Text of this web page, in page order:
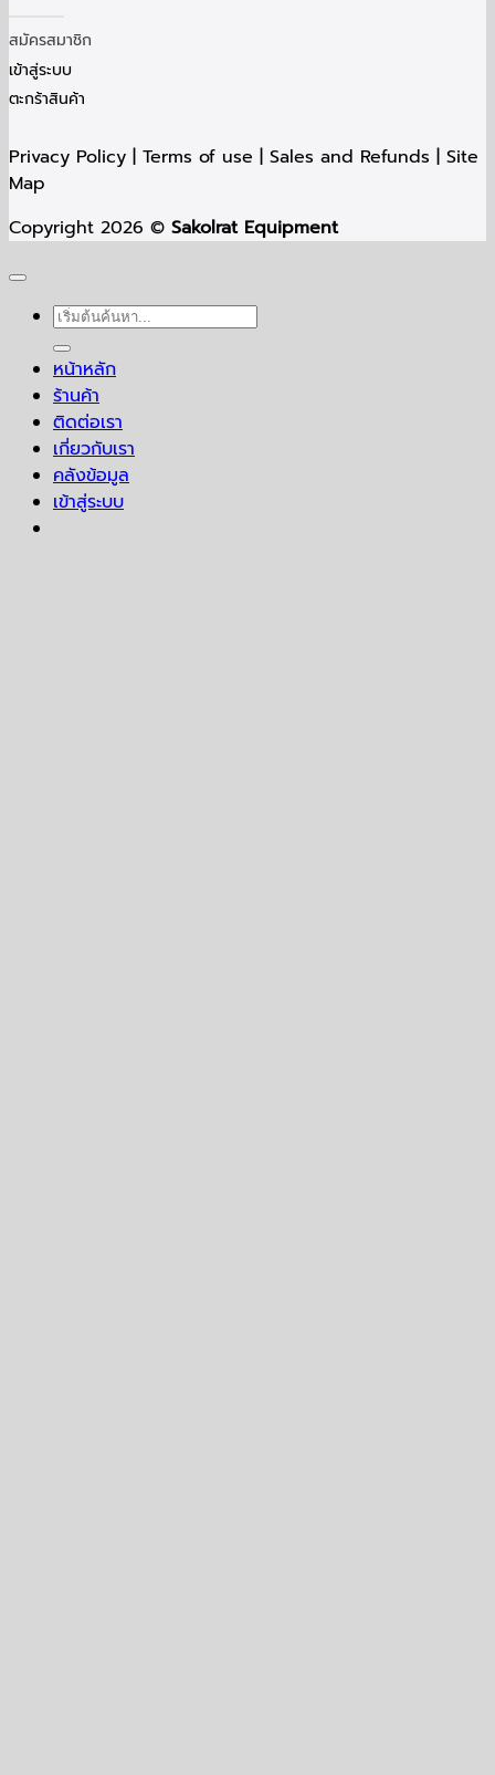
สมัครสมาชิก
เข้าสู่ระบบ
ตะกร้าสินค้า
Privacy Policy | Terms of use | Sales and Refunds | Site
Map
Copyright 2026 © Sakolrat Equipment
ค้นหา:
หน้าหลัก
ร้านค้า
ติดต่อเรา
เกี่ยวกับเรา
คลังข้อมูล
เข้าสู่ระบบ